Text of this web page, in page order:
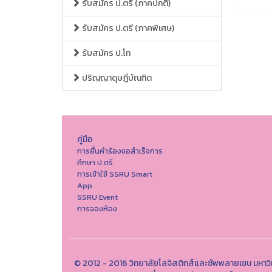
รับสมัคร ป.ตรี (ภาคปกติ)
รับสมัคร ป.ตรี (ภาคพิเศษ)
รับสมัคร ป.โท
ปริญญาดุษฎีบัณฑิต
คู่มือ
การยื่นคำร้องขอสำเร็จการ
ศึกษา ป.ตรี
การเข้าใช้ SSRU Smart
App
SSRU Event
การจองห้อง
© 2012 - 2016 วิทยาลัยโลจิสติกส์และซัพพลายเชน มห